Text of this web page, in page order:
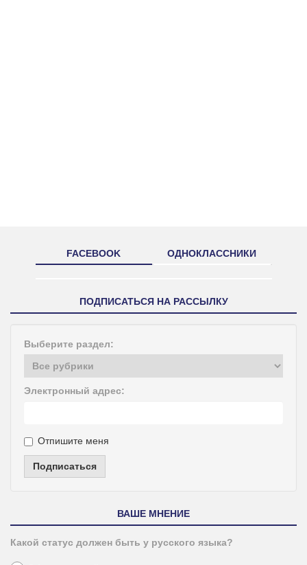
FACEBOOK ОДНОКЛАССНИКИ
ПОДПИСАТЬСЯ НА РАССЫЛКУ
Выберите раздел:
Электронный адрес:
Отпишите меня
Подписаться
ВАШЕ МНЕНИЕ
Какой статус должен быть у русского языка?